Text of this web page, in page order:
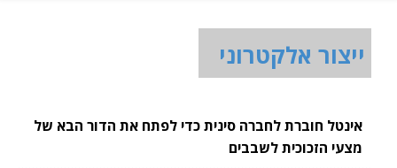
ייצור אלקטרוני
אינטל חוברת לחברה סינית כדי לפתח את הדור הבא של
מצעי הזכוכית לשבבים